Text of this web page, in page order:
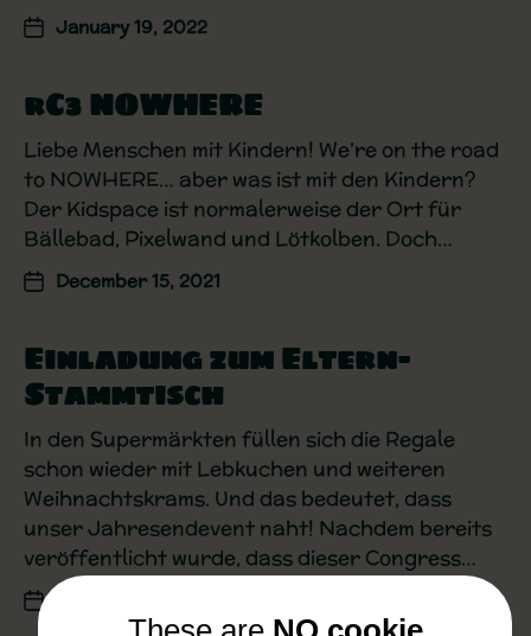
January 19, 2022
rC3 NOWHERE
Liebe Menschen mit Kindern! We’re on the road
to NOWHERE… aber was ist mit den Kindern?
Der Kidspace ist normalerweise der Ort für
Bällebad, Pixelwand und Lötkolben. Doch…
December 15, 2021
Einladung zum Eltern-
Stammtisch
In den Supermärkten füllen sich die Regale
schon wieder mit Lebkuchen und weiteren
Weihnachtskrams. Und das bedeutet, dass
unser Jahresendevent naht! Nachdem bereits
veröffentlicht wurde, dass dieser Congress…